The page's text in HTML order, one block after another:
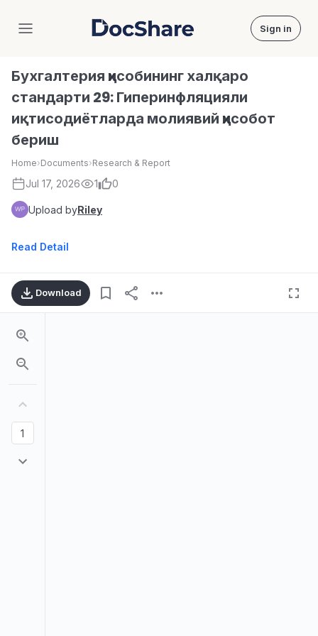
DocShare Sign in
Бухгалтерия ҳисобининг халқаро
стандарти 29: Гиперинфляцияли
иқтисодиётларда молиявий ҳисобот
бериш
Home›Documents›Research & Report
Jul 17, 2026 1 0
Upload byRiley
Read Detail
Download